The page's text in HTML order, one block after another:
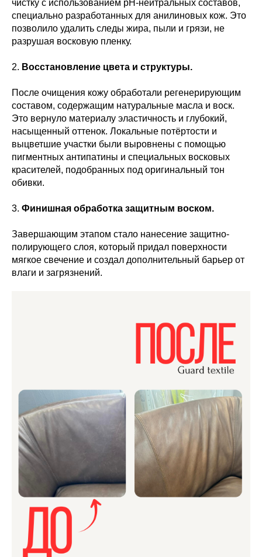
чистку с использованием pH-нейтральных составов,
специально разработанных для анилиновых кож. Это
позволило удалить следы жира, пыли и грязи, не
разрушая восковую пленку.
2. Восстановление цвета и структуры.
После очищения кожу обработали регенерирующим
составом, содержащим натуральные масла и воск.
Это вернуло материалу эластичность и глубокий,
насыщенный оттенок. Локальные потёртости и
выцветшие участки были выровнены с помощью
пигментных антипатины и специальных восковых
красителей, подобранных под оригинальный тон
обивки.
3. Финишная обработка защитным воском.
Завершающим этапом стало нанесение защитно-
полирующего слоя, который придал поверхности
мягкое свечение и создал дополнительный барьер от
влаги и загрязнений.